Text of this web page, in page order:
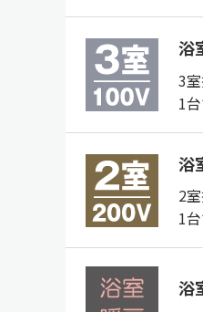
浴
3
1
浴
2
1
浴